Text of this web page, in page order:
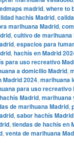
madrid, where to
hachís Madrid,
marihuana Madrid,
, cultivo de marihuana
, espacios para fumar
, hachís en Madrid
para uso recreativo
a domicilio Madrid,
Madrid 2024, marihuana
para uso recreativo
Madrid, marihuana
de marihuana Madrid,
, sabor hachís Madrid
, tiendas de hachís en
, venta de marihuana